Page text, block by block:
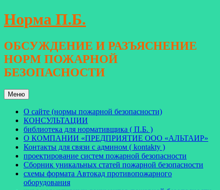
Перейти
к
Норма П.Б.
ОБСУЖДЕНИЕ И РАЗЪЯСНЕНИЕ
НОРМ ПОЖАРНОЙ
БЕЗОПАСНОСТИ
Меню
О сайте (нормы пожарной безопасности)
КОНСУЛЬТАЦИИ
библиотека для нормативщика ( П.Б. )
О КОМПАНИИ «ПРЕДПРИЯТИЕ ООО «АЛЬТАИР»
Контакты для связи с админом ( kontakty )
проектирование систем пожарной безопасности
Сборник уникальных статей пожарной безопасности
схемы формата Автокад противопожарного
оборудования